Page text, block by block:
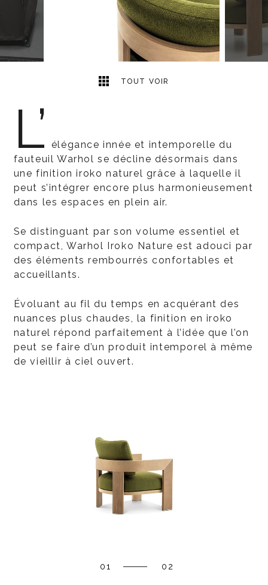
TOUT VOIR
L’
élégance innée et intemporelle du
fauteuil Warhol se décline désormais dans
une finition iroko naturel grâce à laquelle il
peut s’intégrer encore plus harmonieusement
dans les espaces en plein air.
Se distinguant par son volume essentiel et
compact, Warhol Iroko Nature est adouci par
des éléments rembourrés confortables et
accueillants.
Évoluant au fil du temps en acquérant des
nuances plus chaudes, la finition en iroko
naturel répond parfaitement à l’idée que l’on
peut se faire d’un produit intemporel à même
de vieillir à ciel ouvert.
01 02